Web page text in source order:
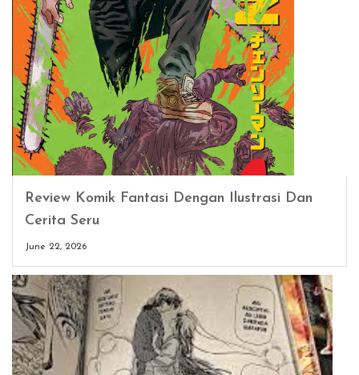
Review Komik Fantasi Dengan Ilustrasi Dan
Cerita Seru
June 22, 2026